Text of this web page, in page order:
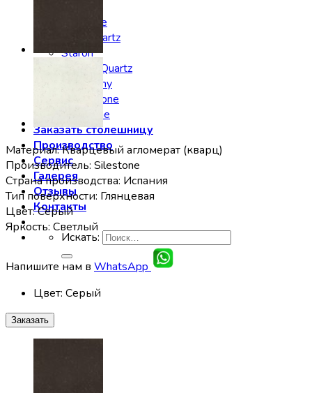
Silestone
Smartquartz
Staron
Stratos Quartz
Symphony
Technistone
Vicostone
Заказать столешницу
Производство
Сервис
Галерея
Отзывы
Контакты
Искать:
Материал: Кварцевый агломерат (кварц)
Производитель: Silestone
Страна производства: Испания
Тип поверхности: Глянцевая
Цвет: Серый
Яркость: Светлый
Напишите нам в WhatsApp
Цвет: Серый
Заказать